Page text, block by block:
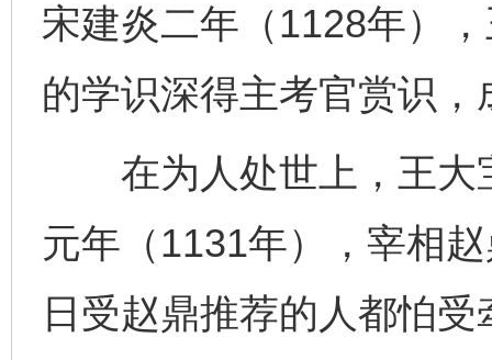
宋建炎二年（1128年）
的学识深得主考官赏识
在为人处世上，王大
元年（1131年），宰相
日受赵鼎推荐的人都怕